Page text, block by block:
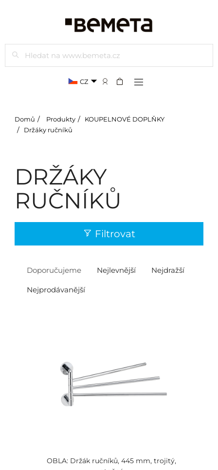
Hledat
CZ
Domů Produkty
KOUPELNOVÉ DOPLŇKY
Držáky ručníků
DRŽÁKY
RUČNÍKŮ
Filtrovat
Doporučujeme Nejlevnější Nejdražší
Nejprodávanější
OBLA: Držák ručníků, 445 mm, trojitý,